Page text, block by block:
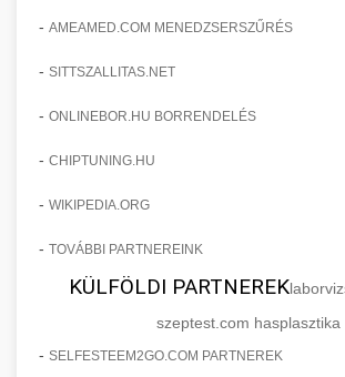
- AMEAMED.COM MENEDZSERSZŰRÉS
- SITTSZALLITAS.NET
- ONLINEBOR.HU BORRENDELÉS
- CHIPTUNING.HU
- WIKIPEDIA.ORG
- TOVÁBBI PARTNEREINK
KÜLFÖLDI PARTNEREK
szeptest.com hasplasztika
- SELFESTEEM2GO.COM PARTNEREK